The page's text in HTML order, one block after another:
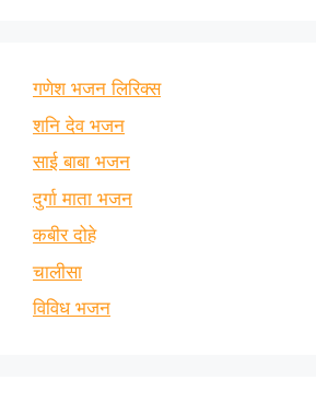
गणेश भजन लिरिक्स
शनि देव भजन
साई बाबा भजन
दुर्गा माता भजन
कबीर दोहे
चालीसा
विविध भजन